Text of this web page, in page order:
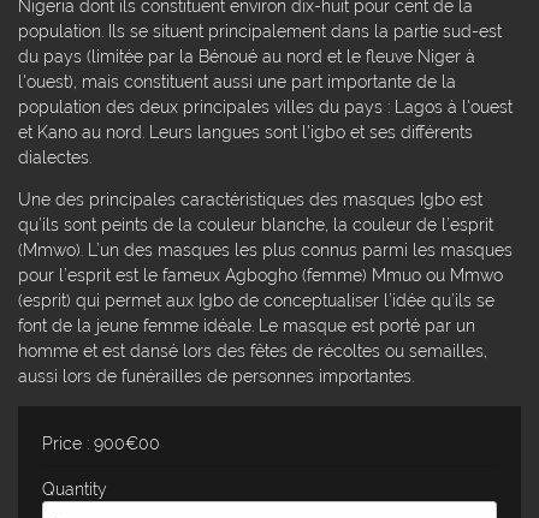
Nigeria dont ils constituent environ dix-huit pour cent de la
population. Ils se situent principalement dans la partie sud-est
du pays (limitée par la Bénoué au nord et le fleuve Niger à
l'ouest), mais constituent aussi une part importante de la
population des deux principales villes du pays : Lagos à l'ouest
et Kano au nord. Leurs langues sont l'igbo et ses différents
dialectes.
Une des principales caractéristiques des masques Igbo est
qu’ils sont peints de la couleur blanche, la couleur de l’esprit
(Mmwo). L’un des masques les plus connus parmi les masques
pour l’esprit est le fameux Agbogho (femme) Mmuo ou Mmwo
(esprit) qui permet aux Igbo de conceptualiser l’idée qu’ils se
font de la jeune femme idéale. Le masque est porté par un
homme et est dansé lors des fêtes de récoltes ou semailles,
aussi lors de funérailles de personnes importantes.
Price : 900€00
Quantity